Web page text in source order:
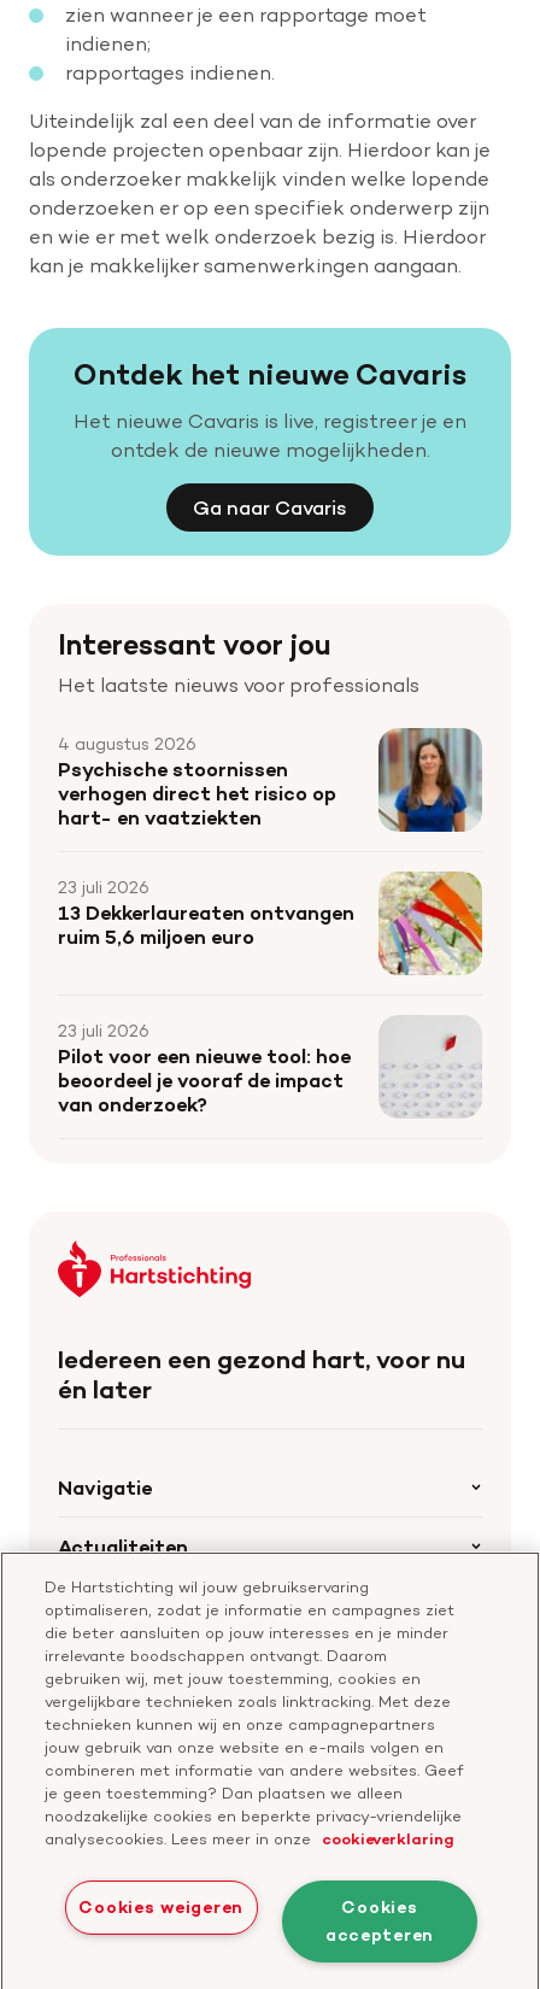
zien wanneer je een rapportage moet
indienen;
rapportages indienen.
Uiteindelijk zal een deel van de informatie over
lopende projecten openbaar zijn. Hierdoor kan je
als onderzoeker makkelijk vinden welke lopende
onderzoeken er op een specifiek onderwerp zijn
en wie er met welk onderzoek bezig is. Hierdoor
kan je makkelijker samenwerkingen aangaan.
Ontdek het nieuwe Cavaris
Het nieuwe Cavaris is live, registreer je en
ontdek de nieuwe mogelijkheden.
Ga naar Cavaris
Interessant voor jou
Het laatste nieuws voor professionals
4 augustus 2026
Psychische stoornissen
verhogen direct het risico op
hart- en vaatziekten
23 juli 2026
13 Dekkerlaureaten ontvangen
ruim 5,6 miljoen euro
23 juli 2026
Pilot voor een nieuwe tool: hoe
beoordeel je vooraf de impact
van onderzoek?
Keer
terug
homepage
Iedereen een gezond hart, voor nu
én later
Navigatie
Samenwerking en financiering
Onze missie
Actualiteiten
Nieuws
Nieuwsbrief voor professionals
Hartstichting.nl
Publiekswebsite Hartstichting.nl
Over de Hartstichting
Jaarverslag
Contact
Contactgegevens
Doneer Cavaris
Bezoek
onze
LinkedIn
Privacyverklaring
De Hartstichting wil jouw gebruikservaring
optimaliseren, zodat je informatie en campagnes ziet
die beter aansluiten op jouw interesses en je minder
irrelevante boodschappen ontvangt. Daarom
gebruiken wij, met jouw toestemming, cookies en
vergelijkbare technieken zoals linktracking. Met deze
technieken kunnen wij en onze campagnepartners
jouw gebruik van onze website en e-mails volgen en
combineren met informatie van andere websites. Geef
je geen toestemming? Dan plaatsen we alleen
noodzakelijke cookies en beperkte privacy-vriendelijke
analysecookies. Lees meer in onze
cookieverklaring
Cookies
accepteren
Cookies weigeren